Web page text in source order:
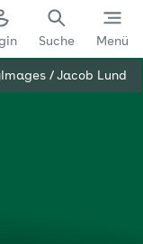
Suche Menü
/ Jacob Lund